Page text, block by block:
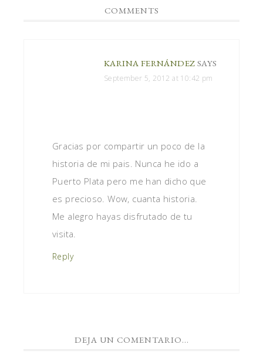
COMMENTS
KARINA FERNÁNDEZ SAYS
September 5, 2012 at 10:42 pm
Gracias por compartir un poco de la
historia de mi pais. Nunca he ido a
Puerto Plata pero me han dicho que
es precioso. Wow, cuanta historia.
Me alegro hayas disfrutado de tu
visita.
Reply
DEJA UN COMENTARIO...